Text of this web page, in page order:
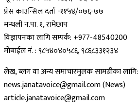
प्रेस काउन्सिल दर्ता -११५४/०७६-७७
मन्थली न.पा. १, रामेछाप
विज्ञापनका लागि सम्पर्क: +977-48540200
मोबाईल नं. : ९८५४०४०५८६, ९८६८३३१२३४
लेख, ब्लग वा अन्य समाचारमुलक सामग्रीका लागि:
news.janatavoice@gmail.com (News)
article.janatavoice@gmail.com